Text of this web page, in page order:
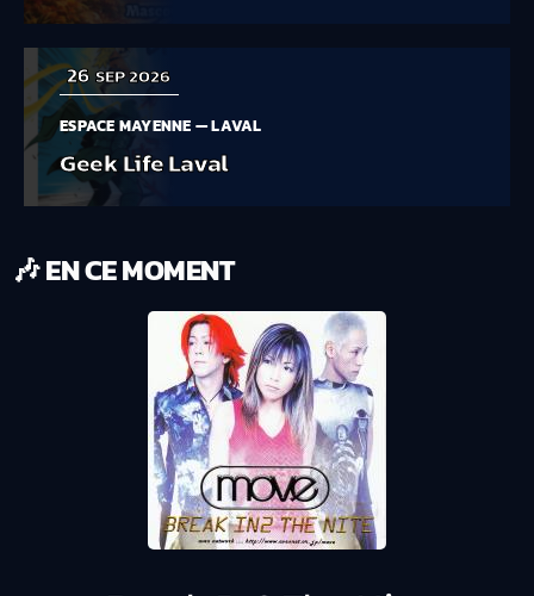
26 SEP 2026
ESPACE MAYENNE — LAVAL
Geek Life Laval
🎶 EN CE MOMENT